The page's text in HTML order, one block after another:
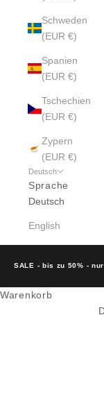
Schweden
(EUR €)
Spanien
(EUR €)
Tschechien
(EUR €)
Zypern
(EUR €)
Deutsch
Sprache
Deutsch
English
SALE - bis zu 50% -
Warenkorb